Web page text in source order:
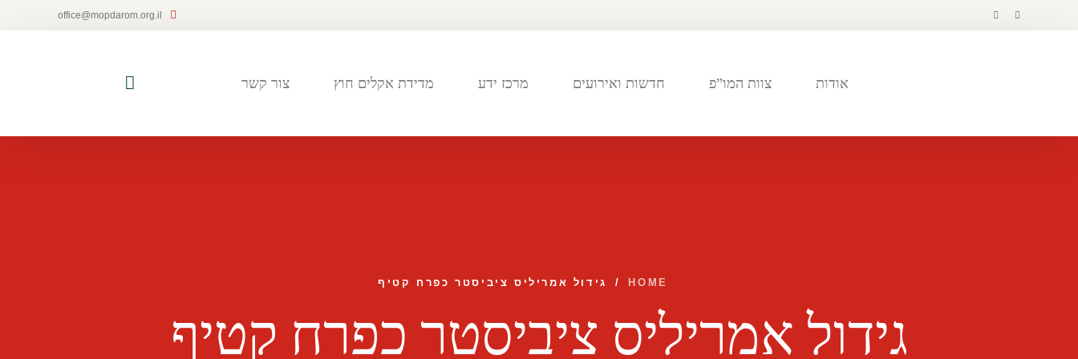
office@mopdarom.org.il
אודות צוות המו”פ חדשות ואירועים מרכז ידע מדידת אקלים חוץ צור קשר
HOME
/ גידול אמריליס ציביסטר כפרח קטיף
גידול אמריליס ציביסטר כפרח קטיף